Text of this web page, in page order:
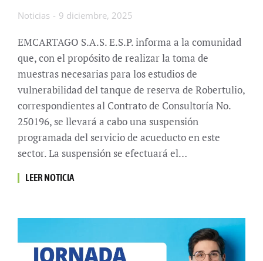
Noticias 9 diciembre, 2025
EMCARTAGO S.A.S. E.S.P. informa a la comunidad
que, con el propósito de realizar la toma de
muestras necesarias para los estudios de
vulnerabilidad del tanque de reserva de Robertulio,
correspondientes al Contrato de Consultoría No.
250196, se llevará a cabo una suspensión
programada del servicio de acueducto en este
sector. La suspensión se efectuará el…
LEER NOTICIA